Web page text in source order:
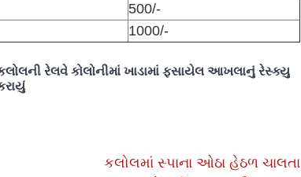
500/-
1000/-
રેલવે કોલોનીમાં ખાડામાં ફસાયેલ આખલાનું રેસ્ક્યુ
કલોલમાં સ્પાના ઓઠા હેઠળ ચાલતા